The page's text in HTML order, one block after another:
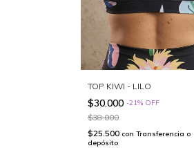
TOP KIWI - LILO
$30.000 -21% OFF
$38.000
$25.500 con Transferencia o
depósito